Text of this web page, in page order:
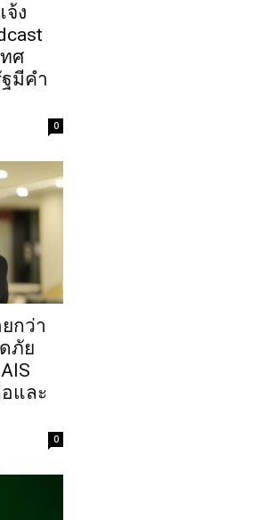
จ้ง
ศ
มีคำ
0
กว่า
ภัย
และ
0